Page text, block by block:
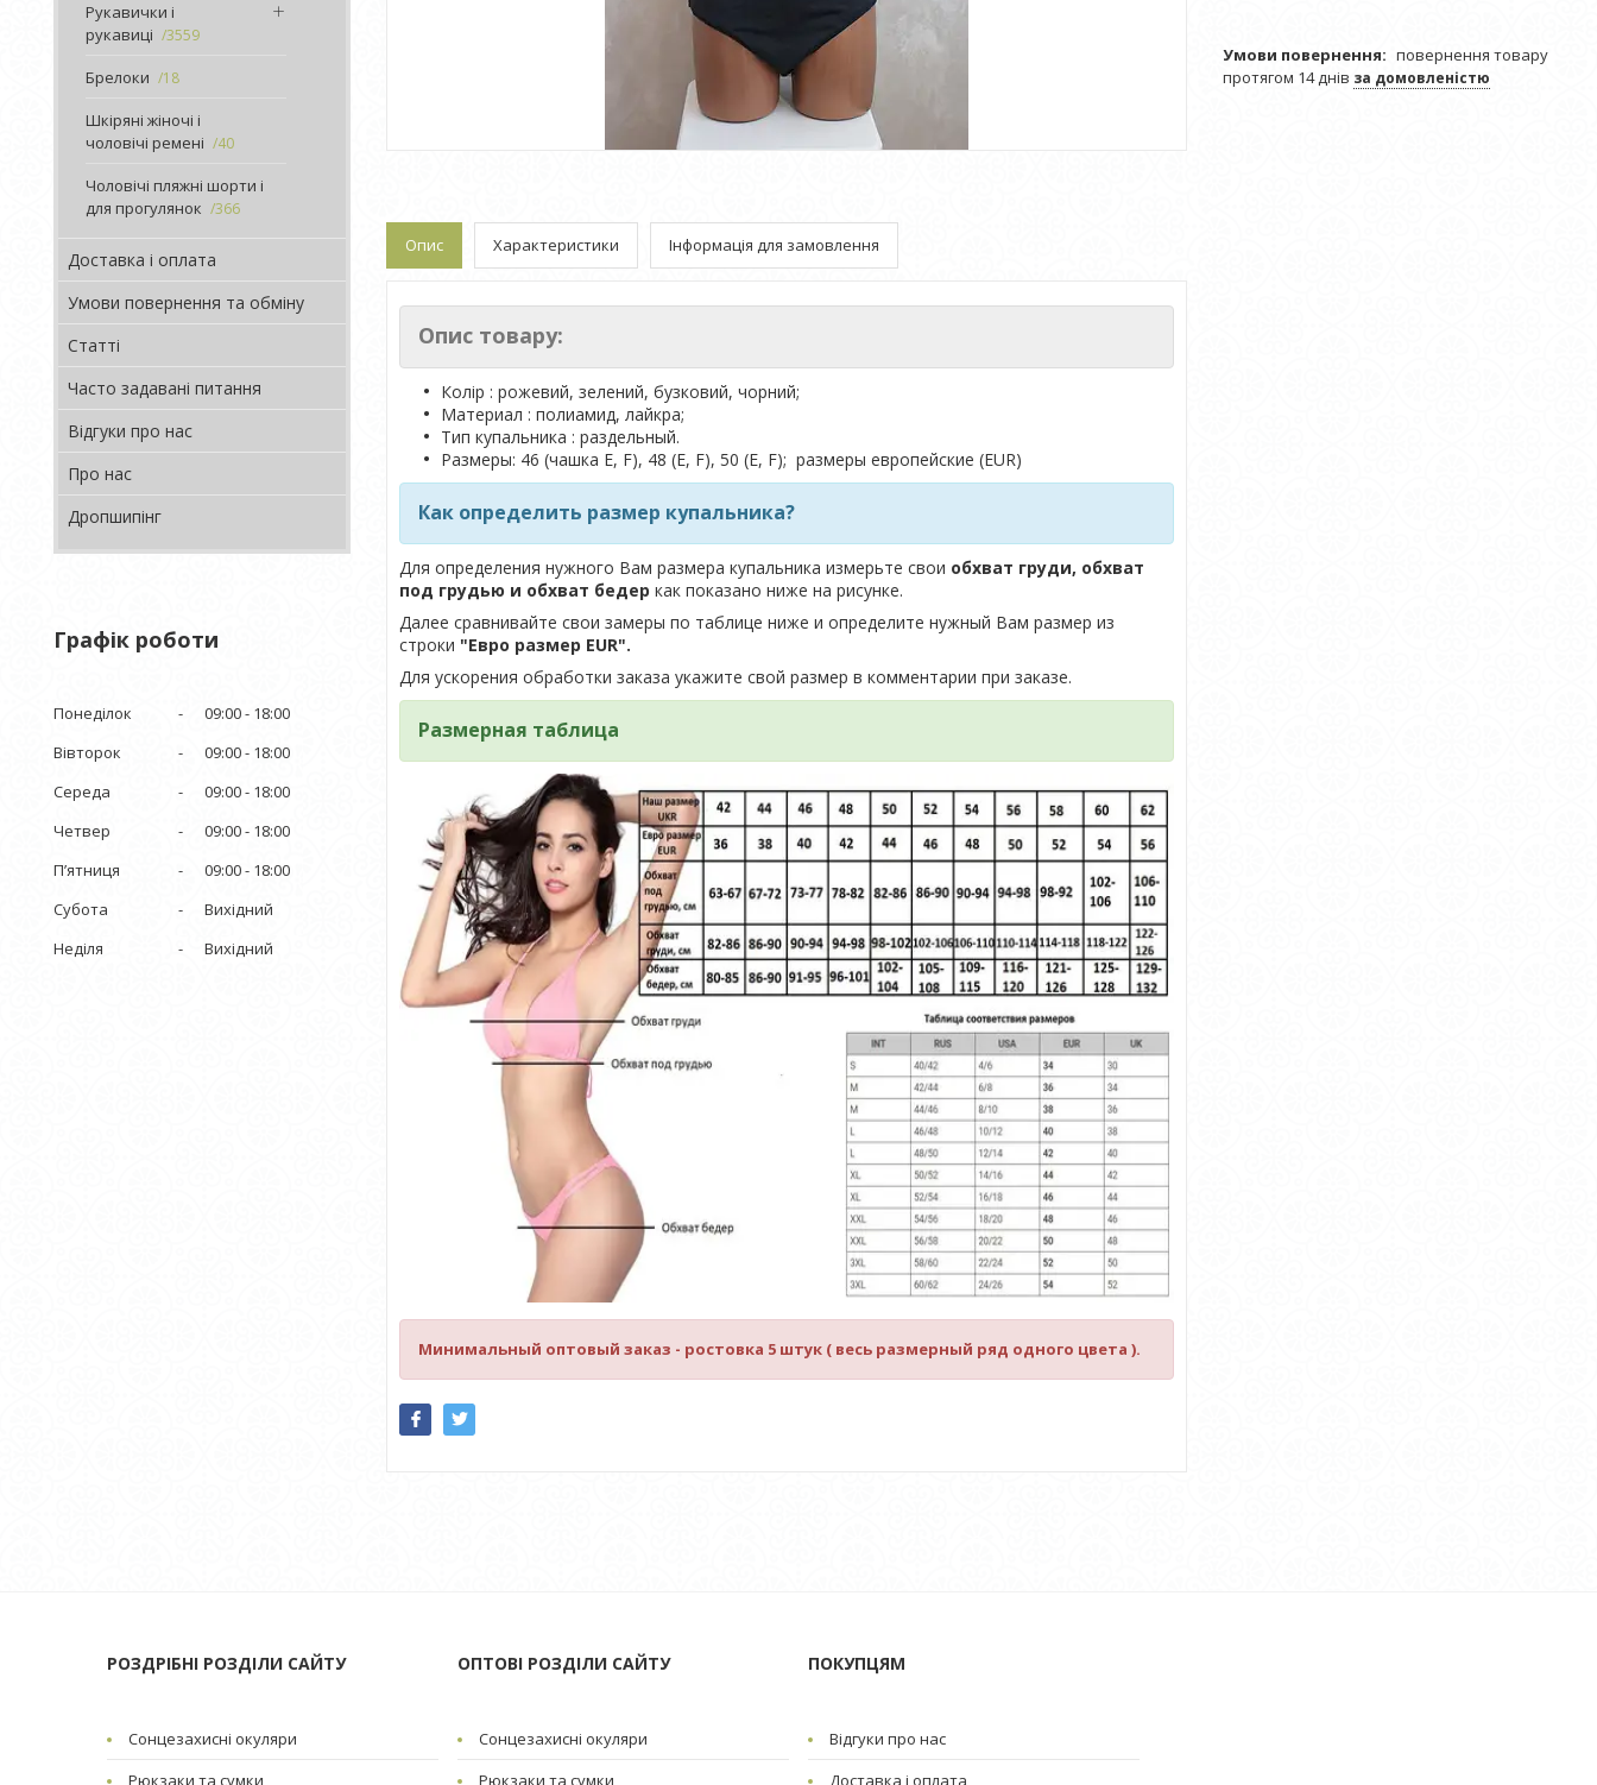
Рукавички і
рукавиці
3559
Брелоки 18
Шкіряні жіночі і
чоловічі ремені
40
Чоловічі пляжні шорти і
для прогулянок
366
Доставка і оплата
Умови повернення та обміну
Статті
Часто задавані питання
Відгуки про нас
Про нас
Дропшипінг
Графік роботи
Понеділок 09:00
18:00
Вівторок
09:00
18:00
Середа
09:00
18:00
Четвер
09:00
18:00
Пʼятниця
09:00
18:00
Субота
Вихідний
Неділя
Вихідний
Опис Характеристики Інформація для замовлення
Опис товару:
Колір : рожевий, зелений, бузковий, чорний;
Материал : полиамид, лайкра;
Тип купальника : раздельный.
Размеры: 46 (чашка E, F), 48 (E, F), 50 (E, F); размеры европейские (EUR)
Как определить размер купальника?
Для определения нужного Вам размера купальника измерьте свои обхват груди, обхват
под грудью и обхват бедер как показано ниже на рисунке.
Далее сравнивайте свои замеры по таблице ниже и определите нужный Вам размер из
строки "Евро размер EUR".
Для ускорения обработки заказа укажите свой размер в комментарии при заказе.
Размерная таблица
Минимальный оптовый заказ - ростовка 5 штук ( весь размерный ряд одного цвета ).
повернення товару
протягом 14 днів за домовленістю
РОЗДРІБНІ РОЗДІЛИ САЙТУ
Сонцезахисні окуляри
Рюкзаки та сумки
ОПТОВІ РОЗДІЛИ САЙТУ
Сонцезахисні окуляри
Рюкзаки та сумки
ПОКУПЦЯМ
Відгуки про нас
Доставка і оплата